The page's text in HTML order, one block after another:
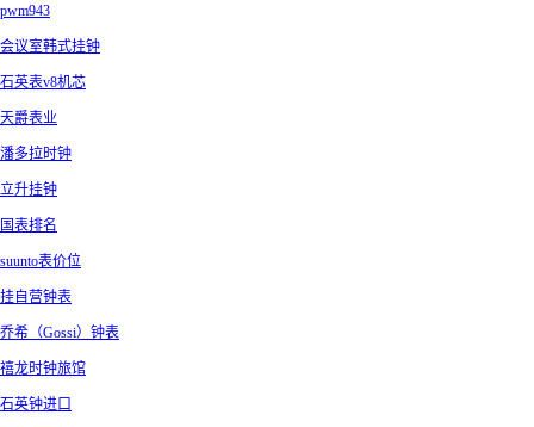
pwm943
会议室韩式挂钟
石英表v8机芯
天爵表业
潘多拉时钟
立升挂钟
国表排名
suunto表价位
挂自营钟表
乔希（Gossi）钟表
禧龙时钟旅馆
石英钟进口